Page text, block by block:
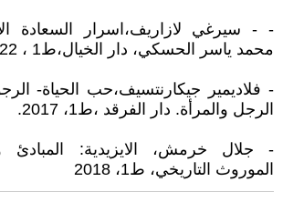
- - سيرغي لازاريف،اسرار السعادة
محمد ياسر الحسكي، دار الخيال،ط1 ، 2022.
- فلاديمير جيكارنتسيف،حب الحياة-
الرجل والمرأة. دار الفرقد ،ط1، 2017.
- جلال خرمش، الايزيدية: المبادئ
الموروث التاريخي، ط1، 2018